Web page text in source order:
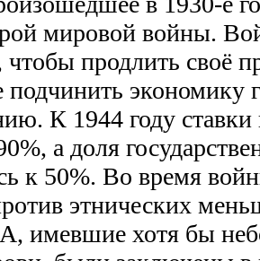
мировой войны.
чтобы продлить своё
подчинить экономику
К 1944 году ставки
а доля
к 50%. Во время
этнических
имевшие хотя бы